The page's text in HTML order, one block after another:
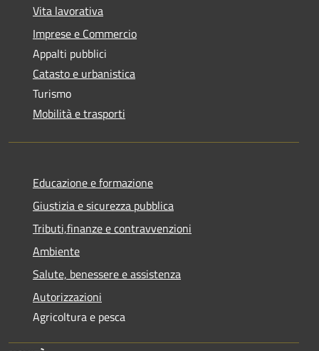
Vita lavorativa
Imprese e Commercio
Appalti pubblici
Catasto e urbanistica
Turismo
Mobilità e trasporti
Educazione e formazione
Giustizia e sicurezza pubblica
Tributi,finanze e contravvenzioni
Ambiente
Salute, benessere e assistenza
Autorizzazioni
Agricoltura e pesca